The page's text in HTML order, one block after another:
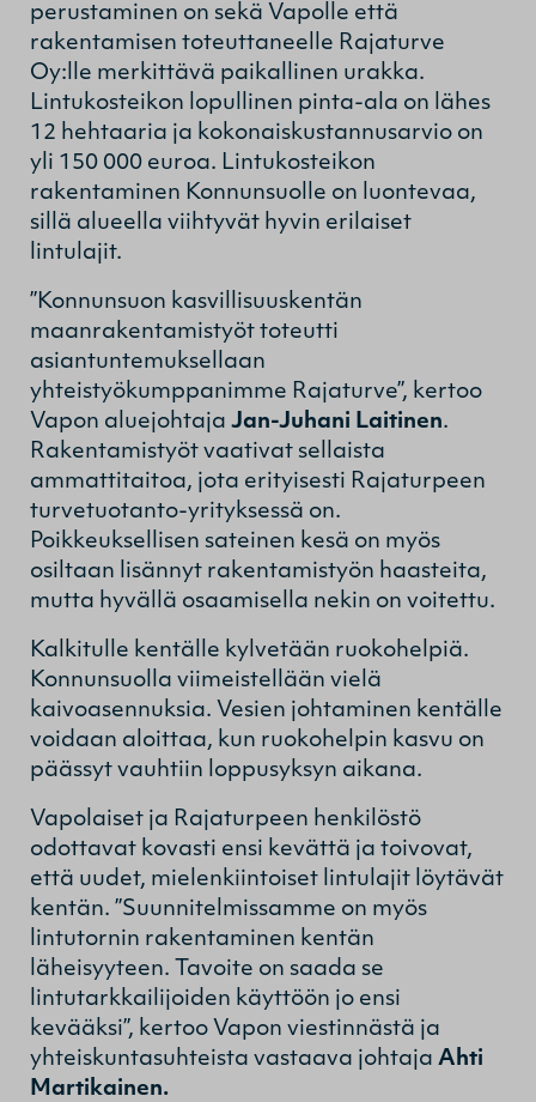
perustaminen on sekä Vapolle että
rakentamisen toteuttaneelle Rajaturve
Oy:lle merkittävä paikallinen urakka.
Lintukosteikon lopullinen pinta-ala on lähes
12 hehtaaria ja kokonaiskustannusarvio on
yli 150 000 euroa. Lintukosteikon
rakentaminen Konnunsuolle on luontevaa,
sillä alueella viihtyvät hyvin erilaiset
lintulajit.
”Konnunsuon kasvillisuuskentän
maanrakentamistyöt toteutti
asiantuntemuksellaan
yhteistyökumppanimme Rajaturve”, kertoo
Vapon aluejohtaja Jan-Juhani Laitinen.
Rakentamistyöt vaativat sellaista
ammattitaitoa, jota erityisesti Rajaturpeen
turvetuotanto-yrityksessä on.
Poikkeuksellisen sateinen kesä on myös
osiltaan lisännyt rakentamistyön haasteita,
mutta hyvällä osaamisella nekin on voitettu.
Kalkitulle kentälle kylvetään ruokohelpiä.
Konnunsuolla viimeistellään vielä
kaivoasennuksia. Vesien johtaminen kentälle
voidaan aloittaa, kun ruokohelpin kasvu on
päässyt vauhtiin loppusyksyn aikana.
Vapolaiset ja Rajaturpeen henkilöstö
odottavat kovasti ensi kevättä ja toivovat,
että uudet, mielenkiintoiset lintulajit löytävät
kentän. ”Suunnitelmissamme on myös
lintutornin rakentaminen kentän
läheisyyteen. Tavoite on saada se
lintutarkkailijoiden käyttöön jo ensi
kevääksi”, kertoo Vapon viestinnästä ja
yhteiskuntasuhteista vastaava johtaja Ahti
Martikainen.